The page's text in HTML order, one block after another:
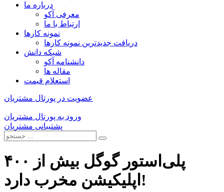
درباره ما
معرفی آکو
ارتباط با ما
نمونه کارها
دریافت جدیدترین نمونه کارها
شبکه دانش
دانشنامه آکو
مقاله ها
استعلام قیمت
عضویت در پورتال مشتریان
ورود به پورتال مشتریان
پشتیبانی مشتریان
پلی‌استور گوگل بیش از ۴۰۰
اپلیکیشن مخرب دارد!